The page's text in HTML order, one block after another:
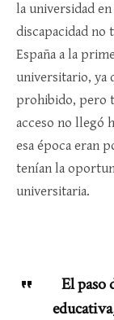
la universidad
discapacidad no
España a la
universitario, ya
prohibido, pero
acceso no llegó
esa época eran
tenían la
universitaria.
El paso